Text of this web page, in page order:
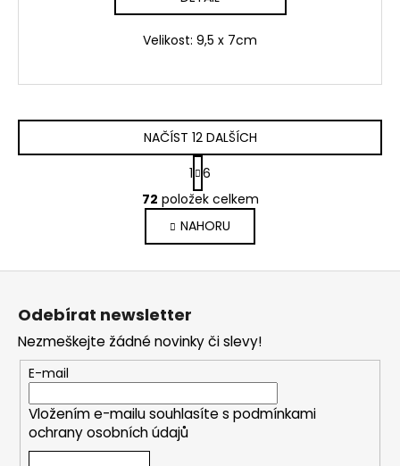
Velikost: 9,5 x 7cm
O
v
l
á
d
p
r
v
k
y
NAČÍST 12 DALŠÍCH
S
t
r
á
n
k
o
í
1 6
72 položek celkem
NAHORU
Odebírat newsletter
Nezmeškejte žádné novinky či slevy!
E-mail
Vložením e-mailu souhlasíte s podmínkami
ochrany osobních údajů